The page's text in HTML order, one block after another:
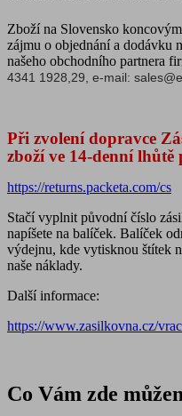
Zboží na Slovensko
zájmu o objednání a dodávku
našeho obchodního partnera
4341 1928,29, e-mail:
Při zvolení dopravce
zboží ve 14-denní lhůtě
https://returns.packeta.com/cs
Stačí vyplnit původní číslo
napíšete na balíček. Balíček
výdejnu, kde vytisknou štítek
naše náklady.
Další informace:
https://www.zasilkovna.cz/
Co Vám zde